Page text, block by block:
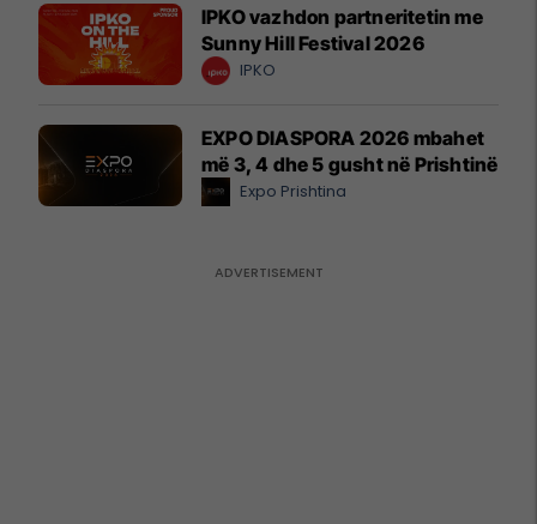
IPKO vazhdon partneritetin me
Sunny Hill Festival 2026
IPKO
EXPO DIASPORA 2026 mbahet
më 3, 4 dhe 5 gusht në Prishtinë
Expo Prishtina